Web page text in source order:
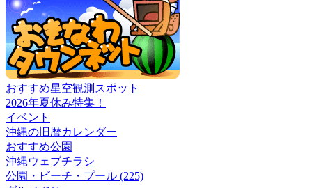
おすすめ星空観測スポット
2026年夏休み特集！
イベント
沖縄の旧暦カレンダー
おすすめ公園
沖縄ウェブチラシ
公園・ビーチ・プール (225)